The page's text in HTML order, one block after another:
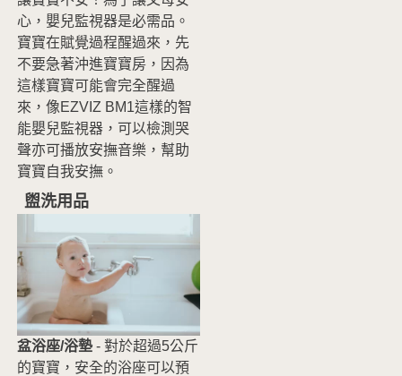
心，嬰兒監視器是必需品。
寶寶在賦覺過程醒過來，先
不要急著沖進寶寶房，因為
這樣寶寶可能會完全醒過
來，像EZVIZ BM1這樣的智
能嬰兒監視器，可以檢測哭
聲亦可播放安撫音樂，幫助
寶寶自我安撫。
盥洗用品
盆浴座/浴墊 - 對於超過5公斤
的寶寶，安全的浴座可以預